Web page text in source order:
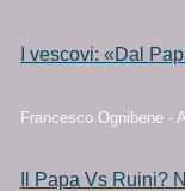
I vescovi: «Dal
Francesco Ognibene -
Il Papa Vs Ruini?